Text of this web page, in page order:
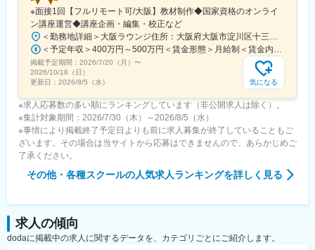
※面接1回【フルリモート可/大阪】教材制作◆国家資格のオンライ
ン講座運営◆講座企画・編集・校正など
＜勤務地詳細＞大阪ラウンジ住所：大阪府大阪市淀川区十三東1丁目17-19 ファルコンビル6階勤務地最寄駅：各線／十三駅受動喫煙対策：屋内全面禁煙変更の範囲：会社の定める事業所（リモートワーク含む）
＜予定年収＞400万円～500万円＜賃金形態＞月給制＜賃金内訳＞月額（基本給）：229,920円固定残業手当/月：46,355円（固定残業時間25時間0分/月）超過した時間外労働の残業手当は追加支給＜月給＞276,275円（一律手当を含む）＜昇給有無＞有＜残業手当＞有＜給与補足＞■昇給：年2回■賞与：年4回(4,7,10.1月／最大12ヶ月分）■その他：業績賞与有■モデルケース：・教材室Aさん：入社当初：年収400万程度⇒入社4年：年収450万程度・工程管理室Bさん：入社当初：年収400万程度⇒入社3年：年収600万程度賃金はあくまでも目安の金額であり、選考を通じて上下する可能性があります。月給(月額)は固定手当を含めた表記です。
掲載予定期間： 2026/7/20（月） 〜
2026/10/18（日）
更新日： 2026/8/5（水） 気になる
※求人応募数の多い順にランキングしています（非公開求人は除く）。
※集計対象期間：2026/7/30（木）～2026/8/5（水）
※事情により掲載終了予定日よりも前に求人募集が終了していることもご
ざいます。その場合は当サイトから応募はできませんので、あらかじめご
了承ください。
その他・各種スクールの人気求人ランキングを詳しく見る
求人の傾向
dodaに掲載中の求人に関するデータを、カテゴリごとにご紹介します。